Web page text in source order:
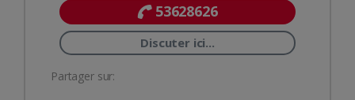
53628626
Discuter ici...
Partager sur: